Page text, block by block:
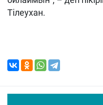
Тілеухан.